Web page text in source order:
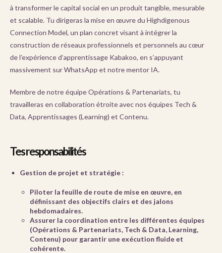
à transformer le capital social en un produit tangible, mesurable
et scalable. Tu dirigeras la mise en œuvre du Highdigenous
Connection Model, un plan concret visant à intégrer la
construction de réseaux professionnels et personnels au cœur
de l’expérience d’apprentissage Kabakoo, en s’appuyant
massivement sur WhatsApp et notre mentor IA.
Membre de notre équipe Opérations & Partenariats, tu
travailleras en collaboration étroite avec nos équipes Tech &
Data, Apprentissages (Learning) et Contenu.
Tes responsabilités
Gestion de projet et stratégie :
Piloter la feuille de route de mise en œuvre, en
définissant des objectifs clairs et des jalons
hebdomadaires.
Assurer la coordination entre les différentes équipes
(Opérations & Partenariats, Tech & Data, Learning,
Contenu) pour garantir une exécution fluide et
cohérente.